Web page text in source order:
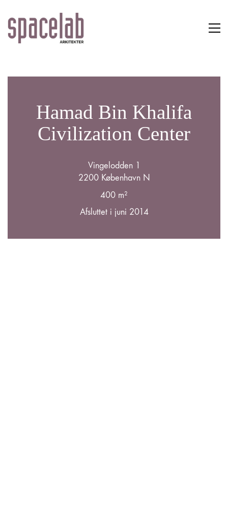
Hamad Bin Khalifa
Civilization Center
Vingelodden 1
2200 København N
400 m²
Afsluttet i juni 2014